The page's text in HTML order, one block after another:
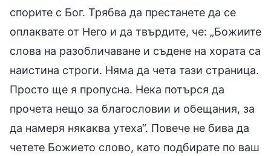
спорите с Бог. Трябва да престанете да се
оплаквате от Него и да твърдите, че: „Божиите
слова на разобличаване и съдене на хората са
наистина строги. Няма да чета тази страница.
Просто ще я пропусна. Нека потърся да
прочета нещо за благословии и обещания, за
да намеря някаква утеха“. Повече не бива да
четете Божието слово, като подбирате по ваш